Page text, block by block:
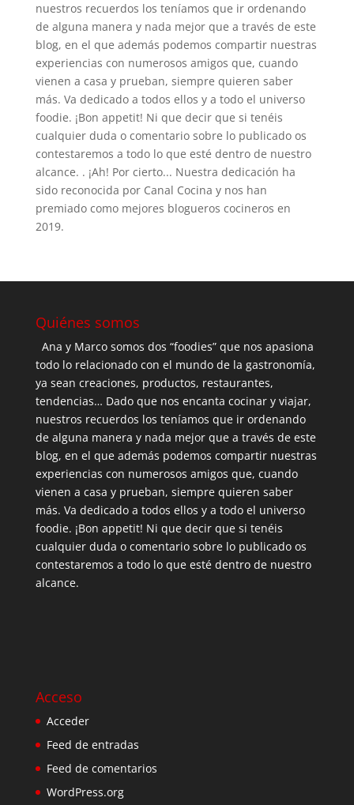
nuestros recuerdos los teníamos que ir ordenando
de alguna manera y nada mejor que a través de este
blog, en el que además podemos compartir nuestras
experiencias con numerosos amigos que, cuando
vienen a casa y prueban, siempre quieren saber
más. Va dedicado a todos ellos y a todo el universo
foodie. ¡Bon appetit! Ni que decir que si tenéis
cualquier duda o comentario sobre lo publicado os
contestaremos a todo lo que esté dentro de nuestro
alcance. . ¡Ah! Por cierto... Nuestra dedicación ha
sido reconocida por Canal Cocina y nos han
premiado como mejores blogueros cocineros en
2019.
Quiénes somos
Ana y Marco somos dos “foodies” que nos apasiona
todo lo relacionado con el mundo de la gastronomía,
ya sean creaciones, productos, restaurantes,
tendencias… Dado que nos encanta cocinar y viajar,
nuestros recuerdos los teníamos que ir ordenando
de alguna manera y nada mejor que a través de este
blog, en el que además podemos compartir nuestras
experiencias con numerosos amigos que, cuando
vienen a casa y prueban, siempre quieren saber
más. Va dedicado a todos ellos y a todo el universo
foodie. ¡Bon appetit! Ni que decir que si tenéis
cualquier duda o comentario sobre lo publicado os
contestaremos a todo lo que esté dentro de nuestro
alcance.
Acceso
Acceder
Feed de entradas
Feed de comentarios
WordPress.org